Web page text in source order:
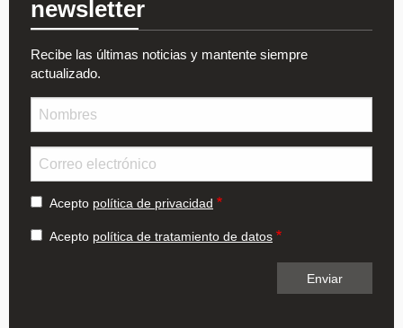
newsletter
Recibe las últimas noticias y mantente siempre
actualizado.
Acepto política de privacidad
Acepto política de tratamiento de datos